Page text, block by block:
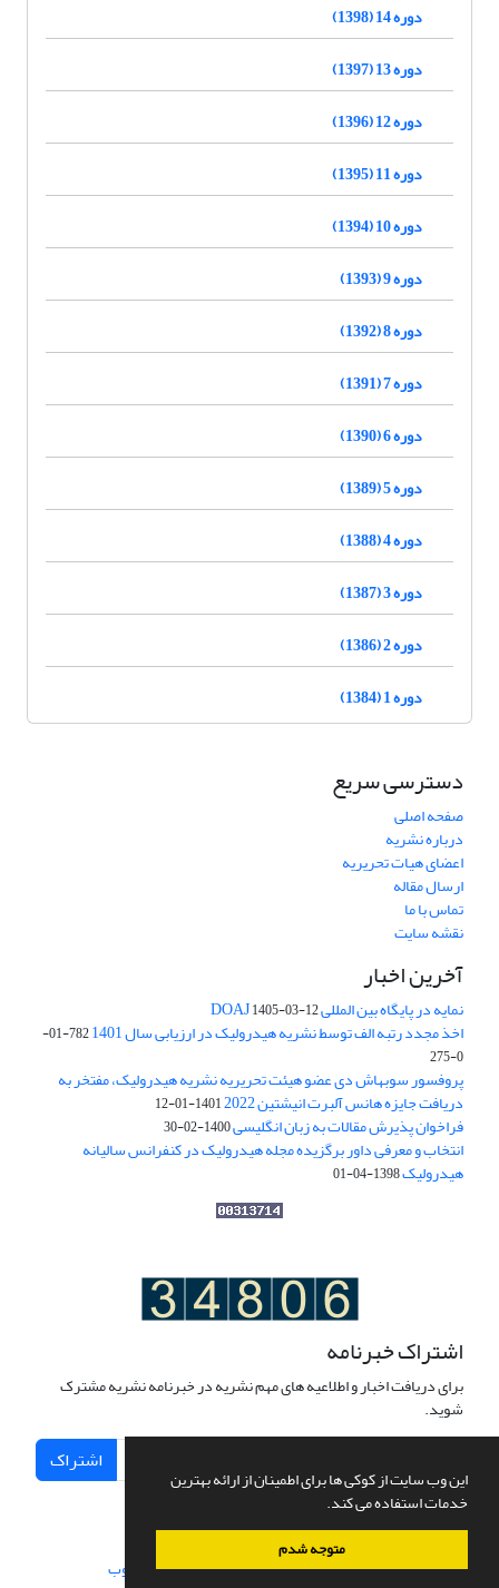
این وب سایت از کوکی ها برای اطمینان از ارائه بهترین
خدمات استفاده می کند.
متوجه شدم
دوره 14 (1398)
دوره 13 (1397)
دوره 12 (1396)
دوره 11 (1395)
دوره 10 (1394)
دوره 9 (1393)
دوره 8 (1392)
دوره 7 (1391)
دوره 6 (1390)
دوره 5 (1389)
دوره 4 (1388)
دوره 3 (1387)
دوره 2 (1386)
دوره 1 (1384)
دسترسی سریع
صفحه اصلی
درباره نشریه
اعضای هیات تحریریه
ارسال مقاله
تماس با ما
نقشه سایت
آخرین اخبار
نمایه در پایگاه بین المللی DOAJ1405-03-12
اخذ مجدد رتبه الف توسط نشریه هیدرولیک در ارزیابی سال 1401
782-01-
0-275
پروفسور سوبهاش دی عضو هیئت تحریریه نشریه هیدرولیک، مفتخر به
دریافت جایزه هانس آلبرت انیشتین 2022 1401-01-12
فراخوان پذیرش مقالات به زبان انگلیسی1400-02-30
انتخاب و معرفی داور برگزیده مجله هیدرولیک در کنفرانس سالیانه
هیدرولیک1398-04-01
اشتراک خبرنامه
برای دریافت اخبار و اطلاعیه های مهم نشریه در خبرنامه نشریه مشترک
شوید.
اشتراک
سامانه مدیریت نشریات علمی.طراحی و پیاده سازی از سیناوب